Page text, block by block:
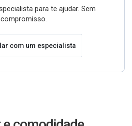
para te ajudar. Sem
compromisso.
com um especialista